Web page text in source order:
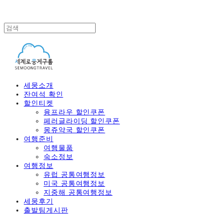
세뭉소개
잔여석 확인
할인티켓
융프라우 할인쿠폰
페러글라이딩 할인쿠폰
몽쥬약국 할인쿠폰
여행준비
여행물품
숙소정보
여행정보
유럽 공통여행정보
미국 공통여행정보
지중해 공통여행정보
세뭉후기
출발팀게시판